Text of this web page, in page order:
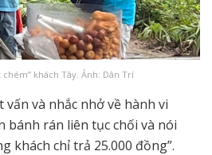
khách Tây. Ảnh: Dân Trí
vấn và nhắc nhở về hành vi
bánh rán liên tục chối và nói
khách chỉ trả 25.000 đồng”.